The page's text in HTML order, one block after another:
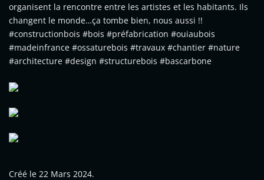
organisent la rencontre entre les artistes et les habitants. Ils
changent le monde…ça tombe bien, nous aussi !!
#constructionbois #bois #préfabrication #ouiaubois
#madeinfrance #ossaturebois #travaux #chantier #nature
#architecture #design #structurebois #bascarbone
Créé le 22 Mars 2024.